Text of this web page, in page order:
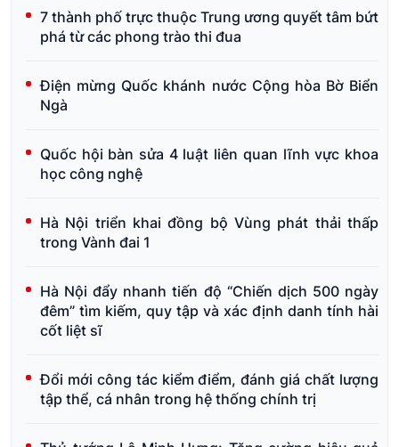
7 thành phố trực thuộc Trung ương quyết tâm bứt
phá từ các phong trào thi đua
Điện mừng Quốc khánh nước Cộng hòa Bờ Biển
Ngà
Quốc hội bàn sửa 4 luật liên quan lĩnh vực khoa
học công nghệ
Hà Nội triển khai đồng bộ Vùng phát thải thấp
trong Vành đai 1
Hà Nội đẩy nhanh tiến độ “Chiến dịch 500 ngày
đêm” tìm kiếm, quy tập và xác định danh tính hài
cốt liệt sĩ
Đổi mới công tác kiểm điểm, đánh giá chất lượng
tập thể, cá nhân trong hệ thống chính trị